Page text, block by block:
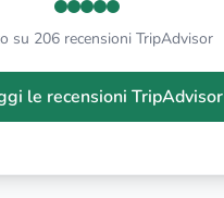
su 206 recensioni TripAdvisor
le recensioni TripAdvisor